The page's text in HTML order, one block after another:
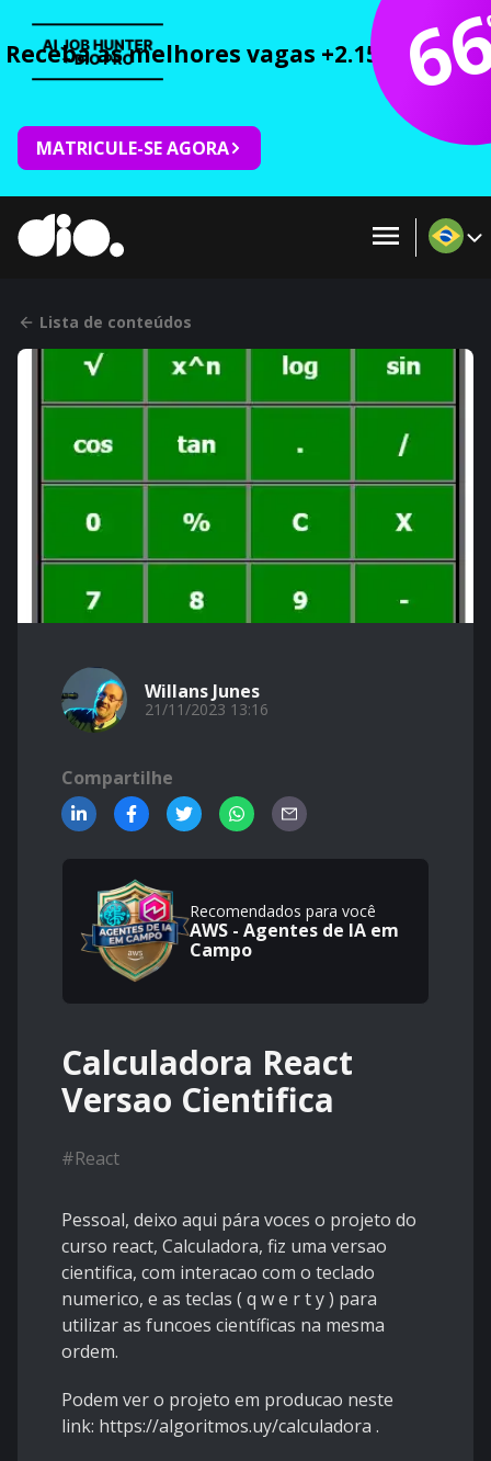
Receba as melhores vagas +2.150 cursos
MATRICULE-SE AGORA
Lista de conteúdos
Willans Junes
21/11/2023 13:16
Compartilhe
Recomendados para você
AWS - Agentes de IA em
Campo
Calculadora React
Versao Cientifica
#React
Pessoal, deixo aqui pára voces o projeto do
curso react, Calculadora, fiz uma versao
cientifica, com interacao com o teclado
numerico, e as teclas ( q w e r t y ) para
utilizar as funcoes científicas na mesma
ordem.
Podem ver o projeto em producao neste
link: https://algoritmos.uy/calculadora .